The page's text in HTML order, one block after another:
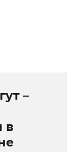
–
в